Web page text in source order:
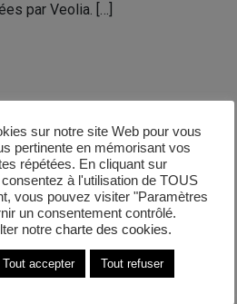
par Veolia. […]
:
les projets répondant à la
classées pour la
sont soumis à une procédure
Le porteur du projet
sur notre site Web pour vous
pertinente en mémorisant vos
répétées. En cliquant sur
à l'utilisation de TOUS
vous pouvez visiter "Paramètres
un consentement contrôlé.
notre charte des cookies.
Tout accepter Tout refuser